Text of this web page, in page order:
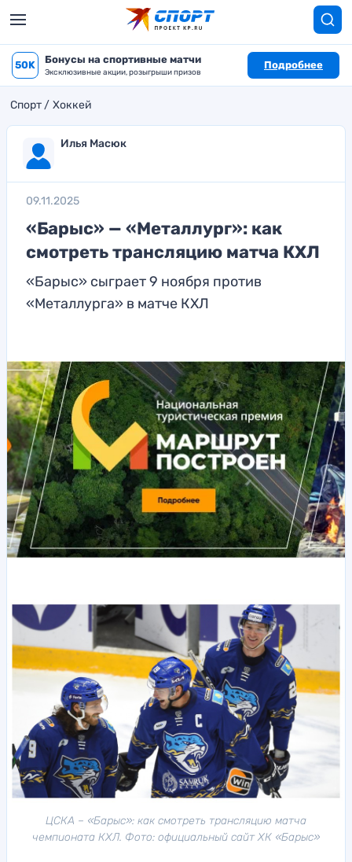
50K Бонусы на спортивные матчи
Эксклюзивные акции, розыгрыши призов
Подробнее
Спорт Хоккей
Илья Масюк
09.11.2025
«Барыс» — «Металлург»: как
смотреть трансляцию матча КХЛ
«Барыс» сыграет 9 ноября против
«Металлурга» в матче КХЛ
ЦСКА – «Барыс»: как смотреть трансляцию матча
чемпионата КХЛ. Фото: официальный сайт ХК «Барыс»